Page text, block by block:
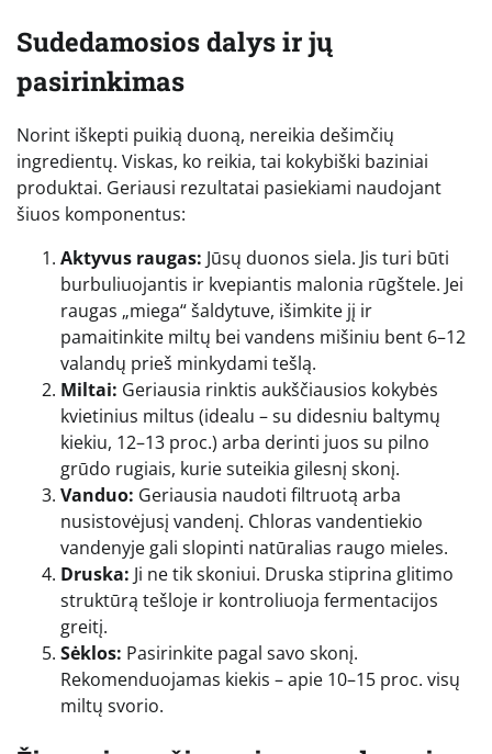
Sudedamosios dalys ir jų
pasirinkimas
Norint iškepti puikią duoną, nereikia dešimčių
ingredientų. Viskas, ko reikia, tai kokybiški baziniai
produktai. Geriausi rezultatai pasiekiami naudojant
šiuos komponentus:
Aktyvus raugas: Jūsų duonos siela. Jis turi būti
burbuliuojantis ir kvepiantis malonia rūgštele. Jei
raugas „miega“ šaldytuve, išimkite jį ir
pamaitinkite miltų bei vandens mišiniu bent 6–12
valandų prieš minkydami tešlą.
Miltai: Geriausia rinktis aukščiausios kokybės
kvietinius miltus (idealu – su didesniu baltymų
kiekiu, 12–13 proc.) arba derinti juos su pilno
grūdo rugiais, kurie suteikia gilesnį skonį.
Vanduo: Geriausia naudoti filtruotą arba
nusistovėjusį vandenį. Chloras vandentiekio
vandenyje gali slopinti natūralias raugo mieles.
Druska: Ji ne tik skoniui. Druska stiprina glitimo
struktūrą tešloje ir kontroliuoja fermentacijos
greitį.
Sėklos: Pasirinkite pagal savo skonį.
Rekomenduojamas kiekis – apie 10–15 proc. visų
miltų svorio.